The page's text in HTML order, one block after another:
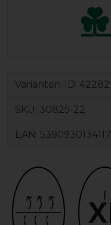
Varianten-ID: 42282
SKU: 30825-22
EAN: 5390930134117